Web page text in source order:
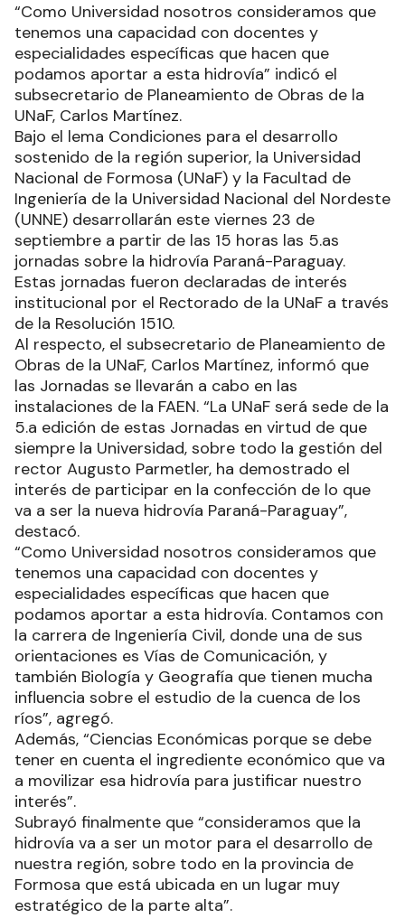
“Como Universidad nosotros consideramos que
tenemos una capacidad con docentes y
especialidades específicas que hacen que
podamos aportar a esta hidrovía” indicó el
subsecretario de Planeamiento de Obras de la
UNaF, Carlos Martínez.
Bajo el lema Condiciones para el desarrollo
sostenido de la región superior, la Universidad
Nacional de Formosa (UNaF) y la Facultad de
Ingeniería de la Universidad Nacional del Nordeste
(UNNE) desarrollarán este viernes 23 de
septiembre a partir de las 15 horas las 5.as
jornadas sobre la hidrovía Paraná-Paraguay.
Estas jornadas fueron declaradas de interés
institucional por el Rectorado de la UNaF a través
de la Resolución 1510.
Al respecto, el subsecretario de Planeamiento de
Obras de la UNaF, Carlos Martínez, informó que
las Jornadas se llevarán a cabo en las
instalaciones de la FAEN. “La UNaF será sede de la
5.a edición de estas Jornadas en virtud de que
siempre la Universidad, sobre todo la gestión del
rector Augusto Parmetler, ha demostrado el
interés de participar en la confección de lo que
va a ser la nueva hidrovía Paraná-Paraguay”,
destacó.
“Como Universidad nosotros consideramos que
tenemos una capacidad con docentes y
especialidades específicas que hacen que
podamos aportar a esta hidrovía. Contamos con
la carrera de Ingeniería Civil, donde una de sus
orientaciones es Vías de Comunicación, y
también Biología y Geografía que tienen mucha
influencia sobre el estudio de la cuenca de los
ríos”, agregó.
Además, “Ciencias Económicas porque se debe
tener en cuenta el ingrediente económico que va
a movilizar esa hidrovía para justificar nuestro
interés”.
Subrayó finalmente que “consideramos que la
hidrovía va a ser un motor para el desarrollo de
nuestra región, sobre todo en la provincia de
Formosa que está ubicada en un lugar muy
estratégico de la parte alta”.